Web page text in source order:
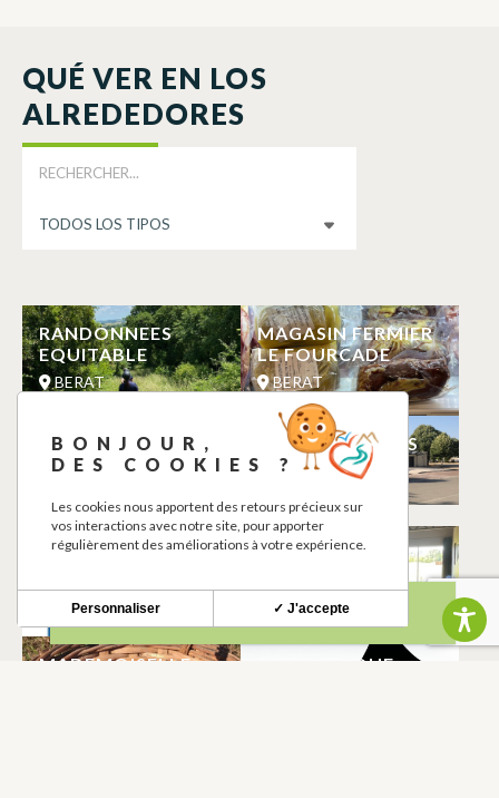
QUÉ VER EN LOS
ALREDEDORES
RANDONNEES
EQUITABLE
BERAT
MAGASIN FERMIER
LE FOURCADE
BERAT
AIRE DE PIQUE-
NIQUE
SALLE DES FÊTES
BERAT
TOILETTES
BERAT
RANDONNÉES
BERAT
MADEMOISELLE
AIRE DE PIQUE-
BONJOUR,
DES COOKIES ?
Les cookies nous apportent des retours précieux sur
vos interactions avec notre site, pour apporter
régulièrement des améliorations à votre expérience.
✓ J'accepte
Personnaliser